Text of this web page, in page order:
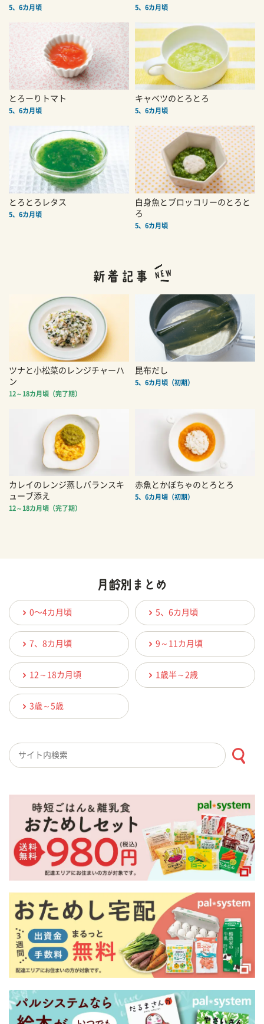
5、6カ月頃 5、6カ月頃
とろーりトマト
5、6カ月頃
キャベツのとろとろ
5、6カ月頃
とろとろレタス
5、6カ月頃
白身魚とブロッコリーのとろと
ろ
5、6カ月頃
ツナと小松菜のレンジチャーハ
ン
12～18カ月頃（完了期）
昆布だし
5、6カ月頃（初期）
カレイのレンジ蒸しバランスキ
ューブ添え
12～18カ月頃（完了期）
赤魚とかぼちゃのとろとろ
5、6カ月頃（初期）
0〜4カ月頃 5、6カ月頃
7、8カ月頃 9～11カ月頃
12～18カ月頃 1歳半～2歳
3歳～5歳
検索キーワード入力